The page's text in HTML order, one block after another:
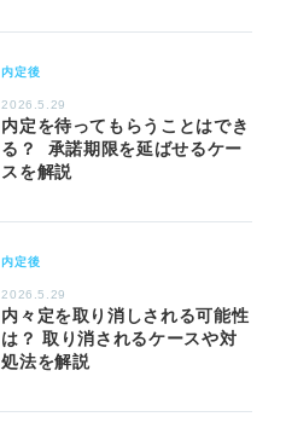
内定後
2026.5.29
内定を待ってもらうことはでき
る？ 承諾期限を延ばせるケー
スを解説
内定後
2026.5.29
内々定を取り消しされる可能性
は？ 取り消されるケースや対
処法を解説